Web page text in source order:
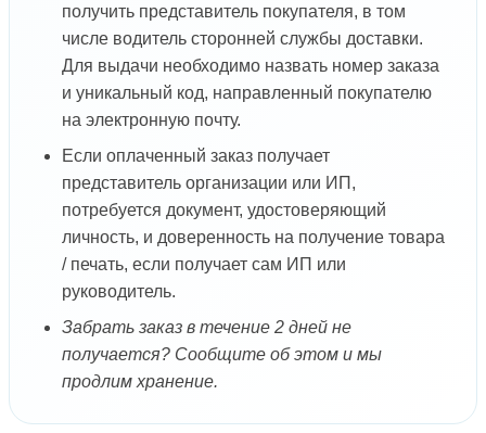
получить представитель покупателя, в том
числе водитель сторонней службы доставки.
Для выдачи необходимо назвать номер заказа
и уникальный код, направленный покупателю
на электронную почту.
Если оплаченный заказ получает
представитель организации или ИП,
потребуется документ, удостоверяющий
личность, и доверенность на получение товара
/ печать, если получает сам ИП или
руководитель.
Забрать заказ в течение 2 дней не
получается? Сообщите об этом и мы
продлим хранение.